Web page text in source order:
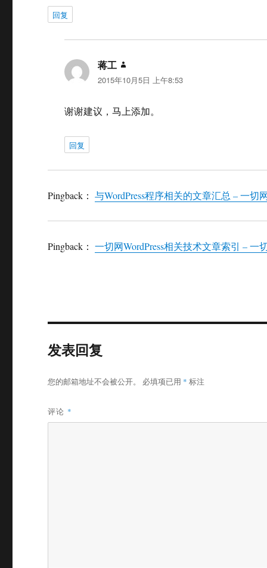
回复
蒋工
道：
2015年10月5日 上午8:53
谢谢建议，马上添加。
回复
Pingback：与WordPress程序相关的文章汇总 – 一切
Pingback：一切网WordPress相关技术文章索引 – 一
发表回复
您的邮箱地址不会被公开。 必填项已用 * 标注
评论 *